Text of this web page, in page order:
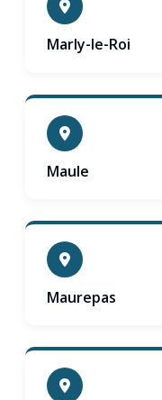
Marly-le-Roi
Maule
Maurepas